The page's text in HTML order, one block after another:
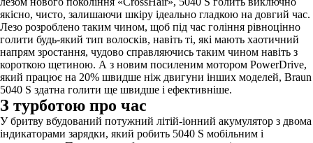
якісно, чисто, залишаючи шкіру ідеально гладкою на довгий час.
Лезо розроблено таким чином, щоб під час гоління рівноцінно
голити будь-який тип волосків, навіть ті, які мають хаотичний
напрям зростання, чудово справляючись таким чином навіть з
короткою щетиною. А з новим посиленим мотором PowerDrive,
який працює на 20% швидше ніж двигуни інших моделей, Braun
5040 S здатна голити ще швидше і ефективніше.
З турботою про час
У бритву вбудований потужний літій-іонний акумулятор з двома
індикаторами зарядки, який робить 5040 S мобільним і